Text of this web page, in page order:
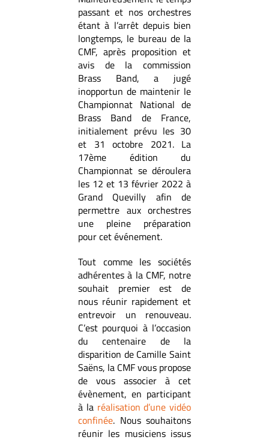
passant et nos orchestres
étant à l’arrêt depuis bien
longtemps, le bureau de la
CMF, après proposition et
avis de la commission
Brass Band, a jugé
inopportun de maintenir le
Championnat National de
Brass Band de France,
initialement prévu les 30
et 31 octobre 2021. La
17ème édition du
Championnat se déroulera
les 12 et 13 février 2022 à
Grand Quevilly afin de
permettre aux orchestres
une pleine préparation
pour cet événement.
Tout comme les sociétés
adhérentes à la CMF, notre
souhait premier est de
nous réunir rapidement et
entrevoir un renouveau.
C’est pourquoi à l’occasion
du centenaire de la
disparition de Camille Saint
Saëns, la CMF vous propose
de vous associer à cet
évènement, en participant
à la réalisation d’une vidéo
confinée. Nous souhaitons
réunir les musiciens issus